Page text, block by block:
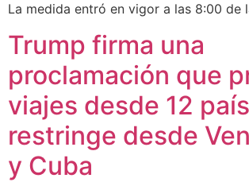
La medida entró en vigor a las 8:00 de
Trump firma una
proclamación que
viajes desde 12
restringe desde
y Cuba